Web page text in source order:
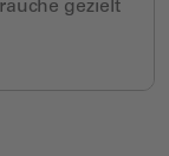
gezielt